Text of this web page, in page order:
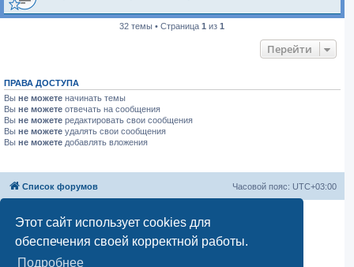
Этот сайт использует cookies для
обеспечения своей корректной работы.
Подробнее
32 темы • Страница1 из1
Перейти
ПРАВА ДОСТУПА
Вы не можете начинать темы
Вы не можете отвечать на сообщения
Вы не можете редактировать свои сообщения
Вы не можете удалять свои сообщения
Вы не можете добавлять вложения
Список форумов Часовой пояс: UTC+03:00
Русская поддержка phpBB
Моды и расширения phpBB